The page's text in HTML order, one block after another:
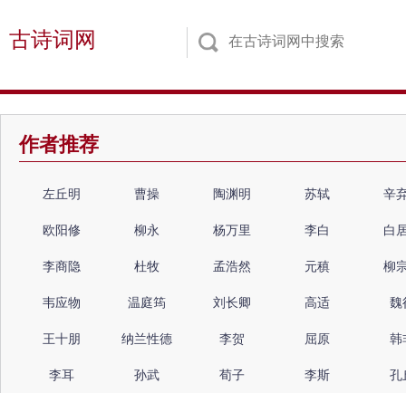
古诗词网
作者推荐
左丘明 曹操 陶渊明 苏轼 辛
欧阳修 柳永 杨万里 李白 白
李商隐 杜牧 孟浩然 元稹 柳
韦应物 温庭筠 刘长卿 高适 魏
王十朋 纳兰性德 李贺 屈原 韩
李耳 孙武 荀子 李斯 孔